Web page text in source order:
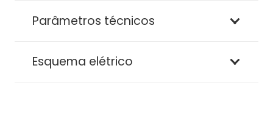
Parâmetros técnicos
Esquema elétrico